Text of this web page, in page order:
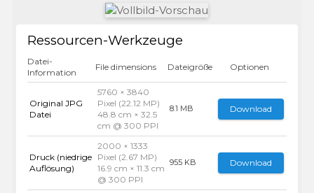
Ressourcen-Werkzeuge
Datei-
Information
File dimensions Dateigröße Optionen
Original JPG
Datei
5760 × 3840
Pixel (22.12 MP)
48.8 cm × 32.5
cm @ 300 PPI
8.1 MB Download
Druck (niedrige
Auflösung)
2000 × 1333
Pixel (2.67 MP)
16.9 cm × 11.3 cm
@ 300 PPI
955 KB Download